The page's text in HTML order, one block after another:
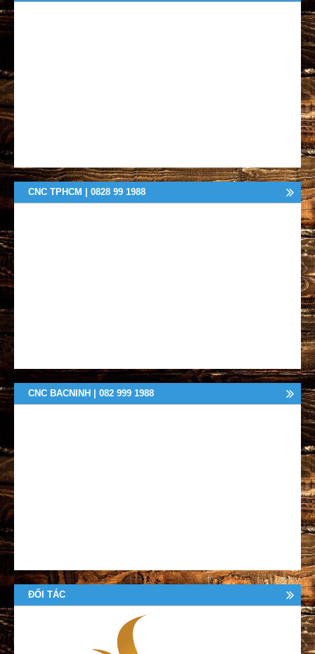
CNC TPHCM | 0828 99 1988
CNC BACNINH | 082 999 1988
ĐỐI TÁC